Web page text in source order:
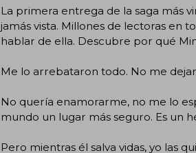
La primera entrega de la saga más
jamás vista. Millones de lectoras en
hablar de ella. Descubre por qué
Me lo arrebataron todo. No me
No quería enamorarme, no me lo
mundo un lugar más seguro. Es un
Pero mientras él salva vidas, yo las